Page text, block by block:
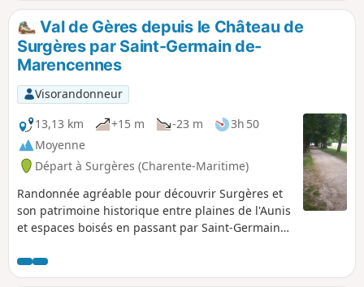
Val de Gères depuis le Château de
Surgères par Saint-Germain de-
Marencennes
Visorandonneur
13,13 km
+15 m -23 m
3h 50
Moyenne
Départ à Surgères (Charente-Maritime)
Randonnée agréable pour découvrir Surgères et
son patrimoine historique entre plaines de l'Aunis
et espaces boisés en passant par Saint-Germain-
Noue) en suivant le Val de Gères et sa faune
remarquable.